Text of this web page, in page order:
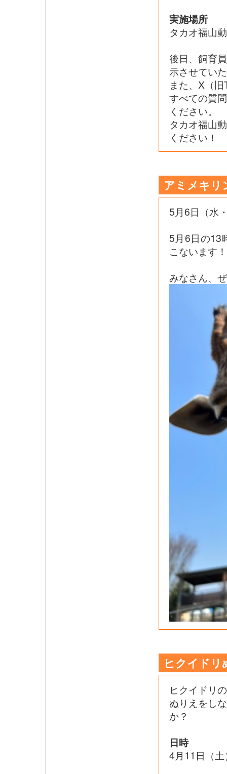
実施場所
タカオ福山
後日、飼育
示させてい
また、X（
すべての質
ください。
タカオ福山
ください！
アミメキリ
5月6日（水
5月6日の13
こないます！
みなさん、
ヒクイド
ヒクイドリ
ぬりえをし
か？
日時
4月11日（